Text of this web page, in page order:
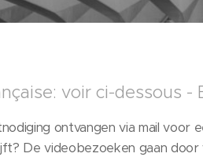
voir ci-dessous -
ontvangen via mail
De videobezoeken gaan door